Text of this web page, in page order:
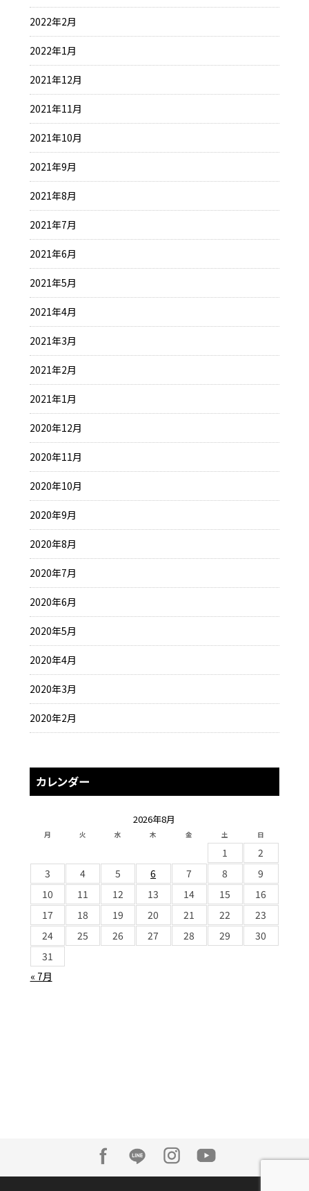
2022年2月
2022年1月
2021年12月
2021年11月
2021年10月
2021年9月
2021年8月
2021年7月
2021年6月
2021年5月
2021年4月
2021年3月
2021年2月
2021年1月
2020年12月
2020年11月
2020年10月
2020年9月
2020年8月
2020年7月
2020年6月
2020年5月
2020年4月
2020年3月
2020年2月
カレンダー
2026年8月
月 火 水 木 金 土 日
« 7月
1
2
3
4 5 6 7 8
9
10
11 12 13 14 15
16
17
18 19 20 21 22
23
24
25 26 27 28 29
30
31